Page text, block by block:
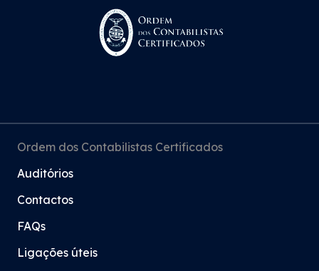
Ordem dos Contabilistas Certificados
Auditórios
Contactos
FAQs
Ligações úteis